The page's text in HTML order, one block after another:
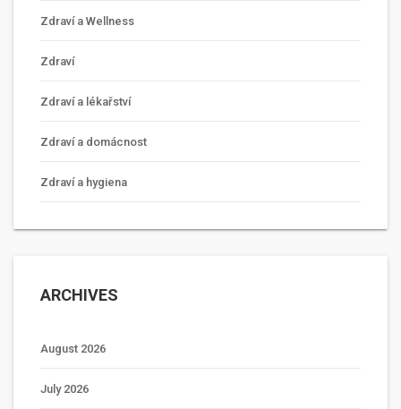
Zdraví a Wellness
Zdraví
Zdraví a lékařství
Zdraví a domácnost
Zdraví a hygiena
ARCHIVES
August 2026
July 2026